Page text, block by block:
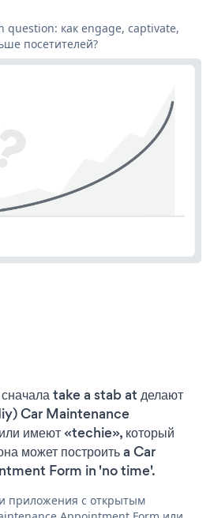
question: как engage, captivate,
посетителей?
take a stab at делают
Car Maintenance
имеют «techie», который
может построить a Car
Form in 'no time'.
приложения с открытым